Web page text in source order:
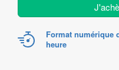
Format numérique
heure